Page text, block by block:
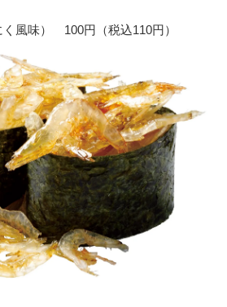
風味） 100円（税込110円）